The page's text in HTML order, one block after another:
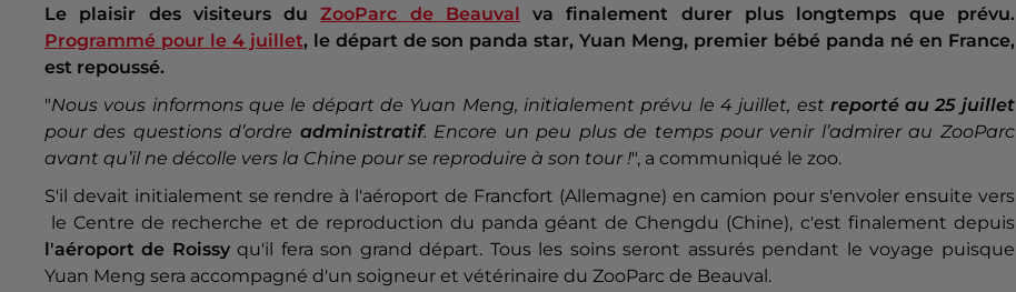
Le plaisir des visiteurs duZooParc de Beauval va finalement durer plus longtemps que prévu.
Programmé pour le 4 juillet, le départ de son panda star, Yuan Meng, premier bébé panda né en France,
est repoussé.
"Nous vous informons que le départ de Yuan Meng, initialement prévu le 4 juillet, est reporté au 25 juillet
pour des questions d’ordre administratif. Encore un peu plus de temps pour venir l’admirer au ZooParc
avant qu’il ne décolle vers la Chine pour se reproduire à son tour !", a communiqué le zoo.
S'il devait initialement se rendre à l'aéroport de Francfort (Allemagne) en camion pour s'envoler ensuite vers
le Centre de recherche et de reproduction du panda géant de Chengdu (Chine), c'est finalement depuis
l'aéroport de Roissyqu'il fera son grand départ. Tous les soins seront assurés pendant le voyage puisque
Yuan Meng sera accompagné d'un soigneur et vétérinaire du ZooParc de Beauval.